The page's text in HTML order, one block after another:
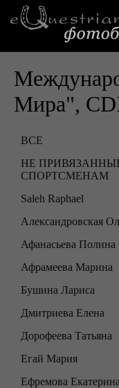
Мира",
ВСЕ
НЕ
СПОРТСМЕНАМ
Saleh Raphael
Александровская
Афанасьева Полина
Афрамеева Марина
Бушина Лариса
Дмитриева Елена
Дорофеева Татьяна
Егай Мария
Ефремова Екатерина